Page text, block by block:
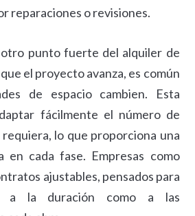
reparaciones o revisiones.
punto fuerte del alquiler de
el proyecto avanza, es común
de espacio cambien. Esta
fácilmente el número de
lo que proporciona una
en cada fase. Empresas como
ajustables, pensados para
a la duración como a las